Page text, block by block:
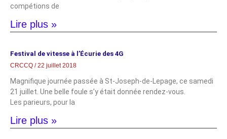
compétions de
Lire plus »
Festival de vitesse à l’Écurie des 4G
CRCCQ 22 juillet 2018
Magnifique journée passée à St-Joseph-de-Lepage, ce samedi
21 juillet. Une belle foule s’y était donnée rendez-vous.
Les parieurs, pour la
Lire plus »